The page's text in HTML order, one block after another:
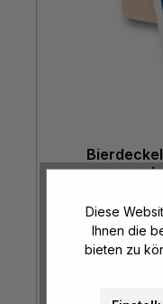
Diese
Ihnen die
bieten zu